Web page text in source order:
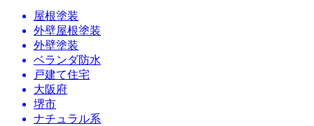
屋根塗装
外壁屋根塗装
外壁塗装
ベランダ防水
戸建て住宅
大阪府
堺市
ナチュラル系